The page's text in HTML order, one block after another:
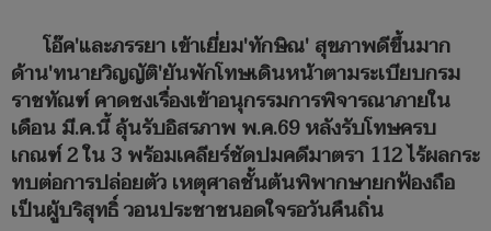
โอ๊ค'และภรรยา เข้าเยี่ยม'ทักษิณ' สุขภาพดีขึ้นมาก
ด้าน'ทนายวิญญัติ'ยันพักโทษเดินหน้าตามระเบียบกรม
ราชทัณฑ์ คาดชงเรื่องเข้าอนุกรรมการพิจารณาภายใน
เดือน มี.ค.นี้ ลุ้นรับอิสรภาพ พ.ค.69 หลังรับโทษครบ
เกณฑ์ 2 ใน 3 พร้อมเคลียร์ชัดปมคดีมาตรา 112 ไร้ผลกระ
ทบต่อการปล่อยตัว เหตุศาลชั้นต้นพิพากษายกฟ้องถือ
เป็นผู้บริสุทธิ์ วอนประชาชนอดใจรอวันคืนถิ่น